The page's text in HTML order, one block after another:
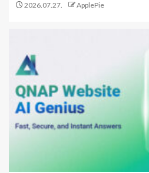
2026.07.27. ApplePie